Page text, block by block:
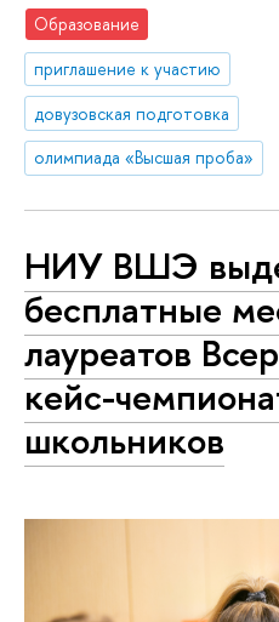
Образование
приглашение к участию
довузовская подготовка
олимпиада «Высшая проба»
НИУ ВШЭ
бесплатные
лауреатов
кейс-
школьников